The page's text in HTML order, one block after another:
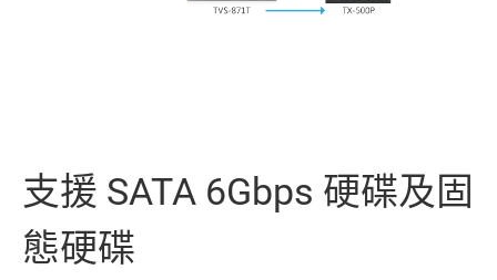
支援 SATA 6Gbps 硬碟及固
態硬碟